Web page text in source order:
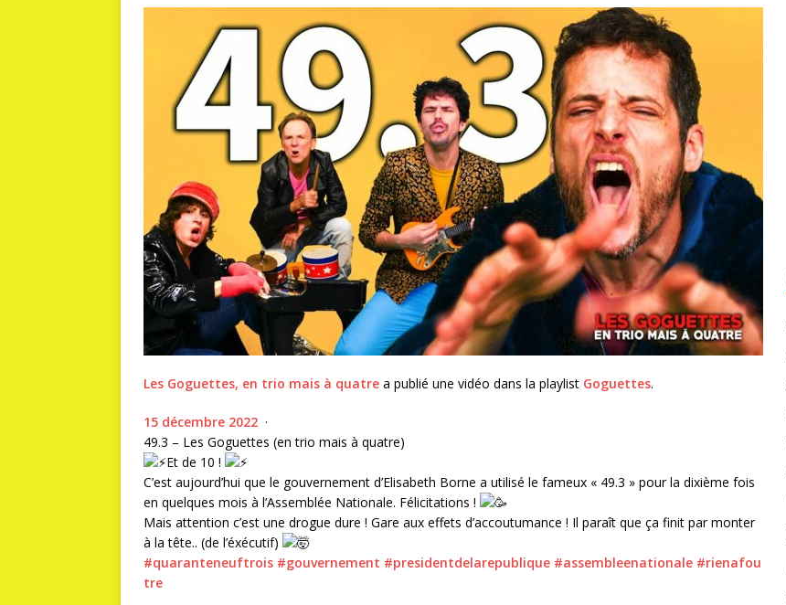
Les Goguettes, en trio mais à quatre a publié une vidéo dans la playlist Goguettes.
15 décembre 2022 ·
49.3 – Les Goguettes (en trio mais à quatre)
Et de 10 !
C’est aujourd’hui que le gouvernement d’Elisabeth Borne a utilisé le fameux « 49.3 » pour la dixième fois
en quelques mois à l’Assemblée Nationale. Félicitations !
Mais attention c’est une drogue dure ! Gare aux effets d’accoutumance ! Il paraît que ça finit par monter
à la tête.. (de l’éxécutif)
#quaranteneuftrois #gouvernement #presidentdelarepublique #assembleenationale #rienafou
tre